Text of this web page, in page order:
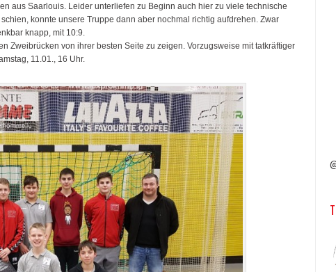
aus Saarlouis. Leider unterliefen zu Beginn auch hier zu viele technische
konnte unsere Truppe dann aber nochmal richtig aufdrehen. Zwar
knapp, mit 10:9.
Zweibrücken von ihrer besten Seite zu zeigen. Vorzugsweise mit tatkräftiger
11.01., 16 Uhr.